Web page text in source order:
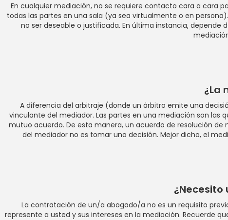
En cualquier mediación, no se requiere contacto cara a cara
todas las partes en una sala (ya sea virtualmente o en
no ser deseable o justificada. En última instancia, depende
¿La
A diferencia del arbitraje (donde un árbitro emite una
vinculante del mediador. Las partes en una mediación son las
mutuo acuerdo. De esta manera, un acuerdo de resolución
del mediador no es tomar una decisión. Mejor dicho, el
La contratación de un/a abogado/a no es un requisito
represente a usted y sus intereses en la mediación. Recuerde